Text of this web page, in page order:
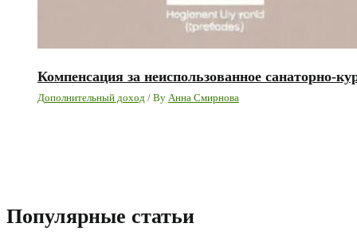
Компенсация за неиспользованное санаторно-
Дополнительный доход/ By Анна Смирнова
Популярные статьи